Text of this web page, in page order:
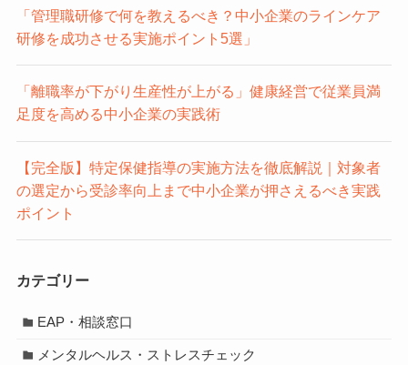
「管理職研修で何を教えるべき？中小企業のラインケア
研修を成功させる実施ポイント5選」
「離職率が下がり生産性が上がる」健康経営で従業員満
足度を高める中小企業の実践術
【完全版】特定保健指導の実施方法を徹底解説｜対象者
の選定から受診率向上まで中小企業が押さえるべき実践
ポイント
カテゴリー
EAP・相談窓口
メンタルヘルス・ストレスチェック